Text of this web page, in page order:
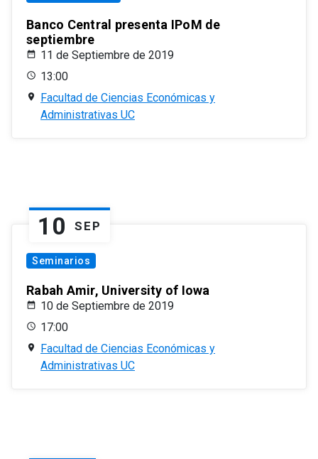
Banco Central presenta IPoM de
septiembre
11 de Septiembre de 2019
13:00
Facultad de Ciencias Económicas y
Administrativas UC
10 SEP
Seminarios
Rabah Amir, University of Iowa
10 de Septiembre de 2019
17:00
Facultad de Ciencias Económicas y
Administrativas UC